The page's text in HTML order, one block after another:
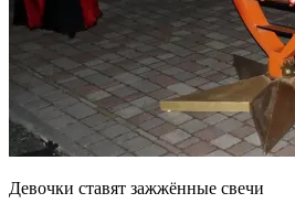
Девочки ставят зажжённые свечи